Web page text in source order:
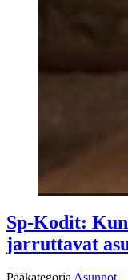
Sp-Kodit:
jarruttavat